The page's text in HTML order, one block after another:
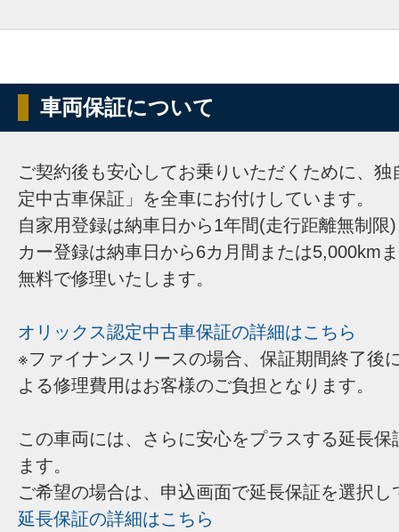
車両保証について
ご契約後も安心してお乗りいただくために、
定中古車保証」を全車にお付けしています。
自家用登録は納車日から1年間(走行距離無制限
カー登録は納車日から6カ月間または5,000km
無料で修理いたします。
オリックス認定中古車保証の詳細はこちら
※ファイナンスリースの場合、保証期間終了後
よる修理費用はお客様のご負担となります。
この車両には、さらに安心をプラスする延長
ます。
ご希望の場合は、申込画面で延長保証を選択し
延長保証の詳細はこちら